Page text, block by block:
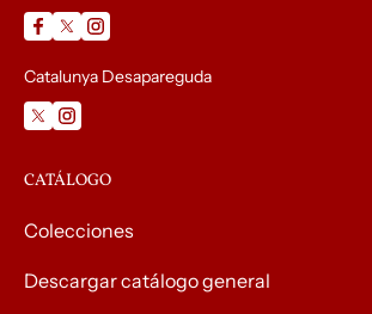
Catalunya Desapareguda
CATÁLOGO
Colecciones
Descargar catálogo general